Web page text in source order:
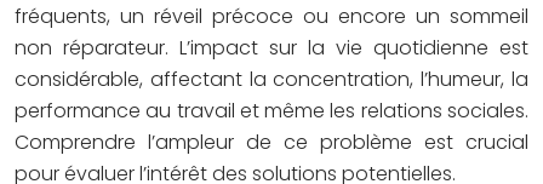
fréquents, un réveil précoce ou encore un sommeil
non réparateur. L’impact sur la vie quotidienne est
considérable, affectant la concentration, l’humeur, la
performance au travail et même les relations sociales.
Comprendre l’ampleur de ce problème est crucial
pour évaluer l’intérêt des solutions potentielles.